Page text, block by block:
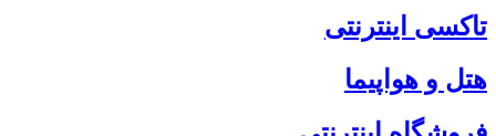
تاکسی اینترنتی
هتل و هواپیما